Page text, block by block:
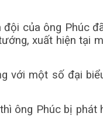
của ông Phúc
xuất hiện tại
một số đại
ông Phúc bị